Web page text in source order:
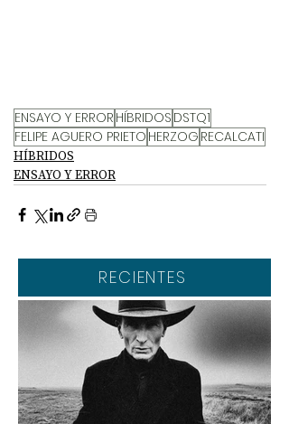
ENSAYO Y ERROR HÍBRIDOS DSTQ1
FELIPE AGUERO PRIETO HERZOG RECALCATI
HÍBRIDOS
ENSAYO Y ERROR
RECIENTES